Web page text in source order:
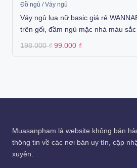
Đồ ngủ / Váy ngủ
Váy ngủ lụa nữ basic giá rẻ
trên gối, đầm ngủ mặc nhà màu
198.000₫ Original
was:
99.000 ₫
is:
Muasanpham là website không bán
thông tin về các nơi bán uy tín, cập
xuyên.